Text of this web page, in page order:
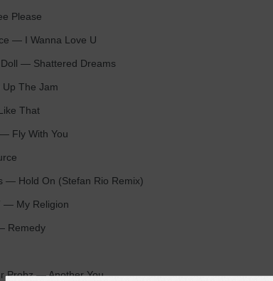
Please
— I Wanna Love U
— Shattered Dreams
The Jam
That
— Fly With You
— Hold On (Stefan Rio Remix)
— My Religion
Remedy
Probz— Another You